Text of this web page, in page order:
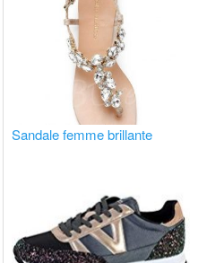
Sandale femme brillante